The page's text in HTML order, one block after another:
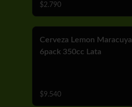
$2.790
Cerveza Lemon Maracuya
6pack 350cc Lata
$9.540